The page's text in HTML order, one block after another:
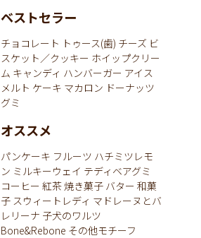
ベストセラー
チョコレート トゥース(歯) チーズ ビ
スケット／クッキー ホイップクリー
ム キャンディ ハンバーガー アイス
メルト ケーキ マカロン ドーナッツ
グミ
オススメ
パンケーキ フルーツ ハチミツレモ
ン ミルキーウェイ テディベアグミ
コーヒー 紅茶焼き菓子 バター 和菓
子 スウィートレディ マドレーヌとバ
レリーナ 子犬のワルツ
Bone&Rebone その他モチーフ